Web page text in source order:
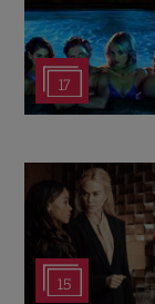
17
15